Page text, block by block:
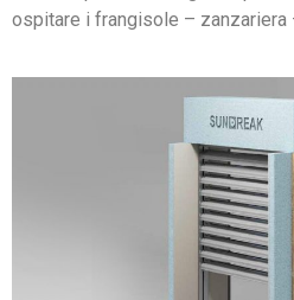
ospitare i frangisole – zanzariera